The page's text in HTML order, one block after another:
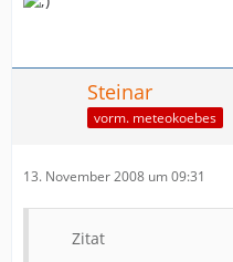
Steinar
vorm. meteokoebes
13. November 2008 um 09:31
Zitat